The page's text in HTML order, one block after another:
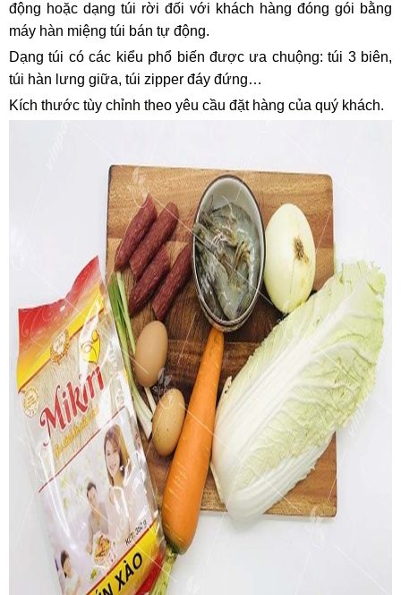
động hoặc dạng túi rời đối với khách hàng đóng gói bằng
máy hàn miệng túi bán tự động.
Dạng túi có các kiểu phổ biến được ưa chuộng: túi 3 biên,
túi hàn lưng giữa, túi zipper đáy đứng…
Kích thước tùy chỉnh theo yêu cầu đặt hàng của quý khách.